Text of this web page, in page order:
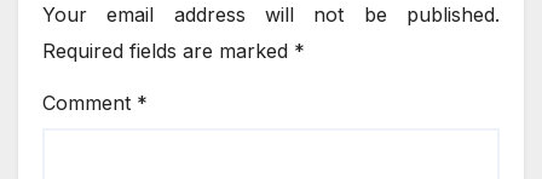
Your email address will not be published.
Required fields are marked *
Comment *